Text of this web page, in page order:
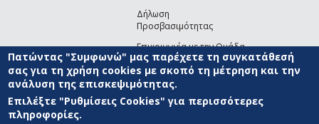
Δήλωση
Προσβασιμότητας
Επικοινωνία με την Ομάδα
Ανάπτυξης του site(link sends e-mail)
© ΠΑΝΕΠΙΣΤΗΜΙΟ ΑΙΓΑΙΟΥ ΟΡΟΙ ΧΡΗΣΗΣ
ΑΝΑΠΤΥΞΗΣ
Πατώντας "Συμφωνώ" μας παρέχετε τη συγκατάθεσή
σας για τη χρήση cookies με σκοπό τη μέτρηση και την
ανάλυση της επισκεψιμότητας.
Επιλέξτε "Ρυθμίσεις Cookies" για περισσότερες
πληροφορίες.